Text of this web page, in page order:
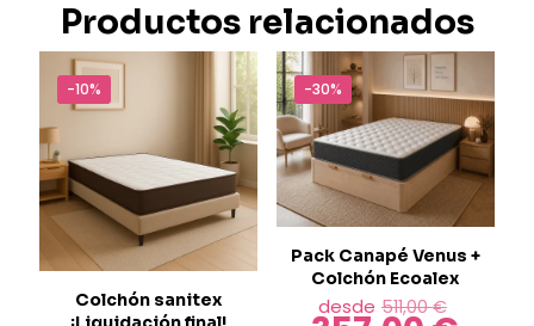
Productos relacionados
-10%
Colchón sanitex
-30%
Pack Canapé Venus +
Colchón Ecoalex
desde 511,00€